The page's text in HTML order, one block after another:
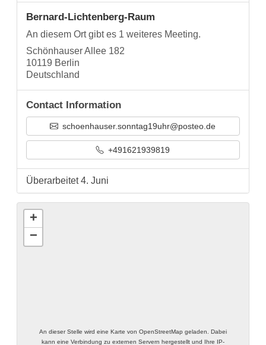
Bernard-Lichtenberg-Raum
An diesem Ort gibt es 1 weiteres Meeting.
Schönhauser Allee 182
10119 Berlin
Deutschland
Contact Information
schoenhauser.sonntag19uhr@posteo.de
+491621939819
Überarbeitet 4. Juni
An dieser Stelle wird eine Karte von OpenStreetMap geladen. Dabei
kann eine Verbindung zu externen Servern hergestellt und Ihre IP-
+
−